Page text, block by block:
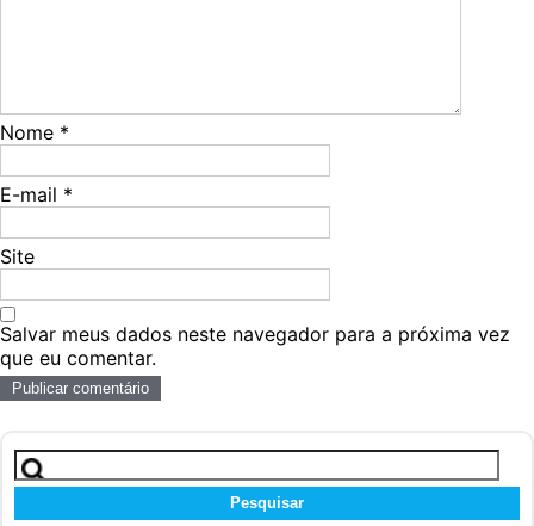
Nome *
E-mail *
Site
Salvar meus dados neste navegador para a próxima vez
que eu comentar.
Pesquisar
por: